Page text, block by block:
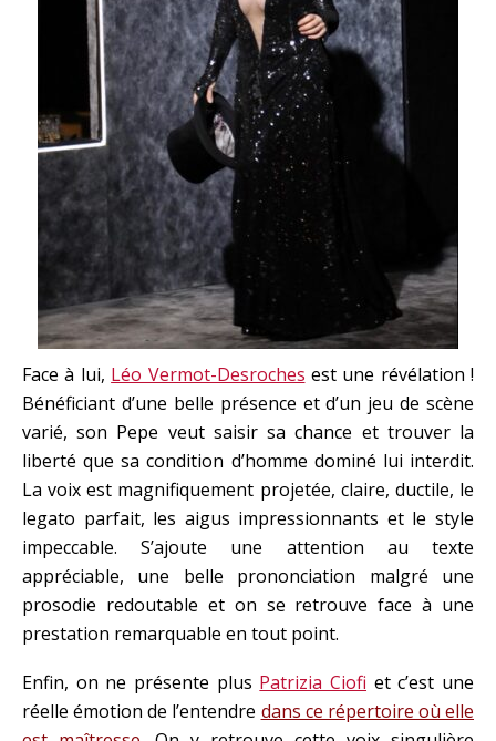
Face à lui, Léo Vermot-Desroches est une révélation !
Bénéficiant d’une belle présence et d’un jeu de scène
varié, son Pepe veut saisir sa chance et trouver la
liberté que sa condition d’homme dominé lui interdit.
La voix est magnifiquement projetée, claire, ductile, le
legato parfait, les aigus impressionnants et le style
impeccable. S’ajoute une attention au texte
appréciable, une belle prononciation malgré une
prosodie redoutable et on se retrouve face à une
prestation remarquable en tout point.
Enfin, on ne présente plus Patrizia Ciofi et c’est une
réelle émotion de l’entendre dans ce répertoire où elle